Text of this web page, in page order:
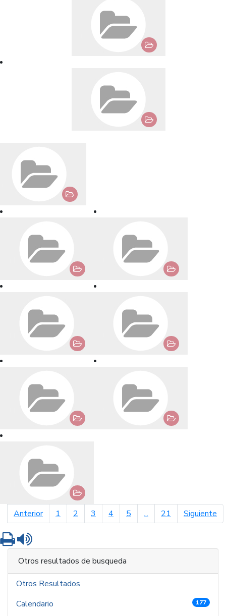
Anteriorpágina anterior
1 2 3 4 5 ... 21 Siguiente
Imprimir
Otros resultados de busqueda
Otros Resultados
Calendario
177